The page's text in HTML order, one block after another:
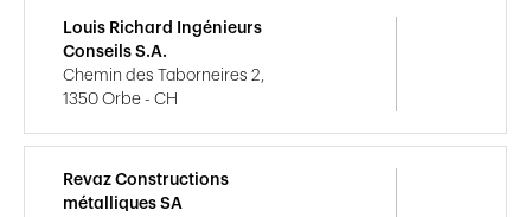
Louis Richard Ingénieurs
Conseils S.A.
Chemin des Taborneires 2,
1350 Orbe - CH
Revaz Constructions
métalliques SA